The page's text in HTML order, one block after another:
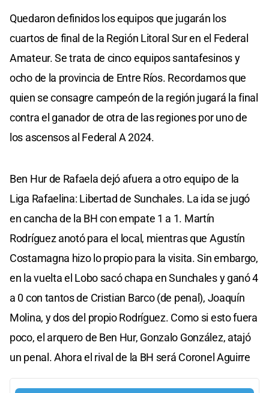
Quedaron definidos los equipos que jugarán los
cuartos de final de la Región Litoral Sur en el Federal
Amateur. Se trata de cinco equipos santafesinos y
ocho de la provincia de Entre Ríos. Recordamos que
quien se consagre campeón de la región jugará la final
contra el ganador de otra de las regiones por uno de
los ascensos al Federal A 2024.
Ben Hur de Rafaela dejó afuera a otro equipo de la
Liga Rafaelina: Libertad de Sunchales. La ida se jugó
en cancha de la BH con empate 1 a 1. Martín
Rodríguez anotó para el local, mientras que Agustín
Costamagna hizo lo propio para la visita. Sin embargo,
en la vuelta el Lobo sacó chapa en Sunchales y ganó 4
a 0 con tantos de Cristian Barco (de penal), Joaquín
Molina, y dos del propio Rodríguez. Como si esto fuera
poco, el arquero de Ben Hur, Gonzalo González, atajó
un penal. Ahora el rival de la BH será Coronel Aguirre